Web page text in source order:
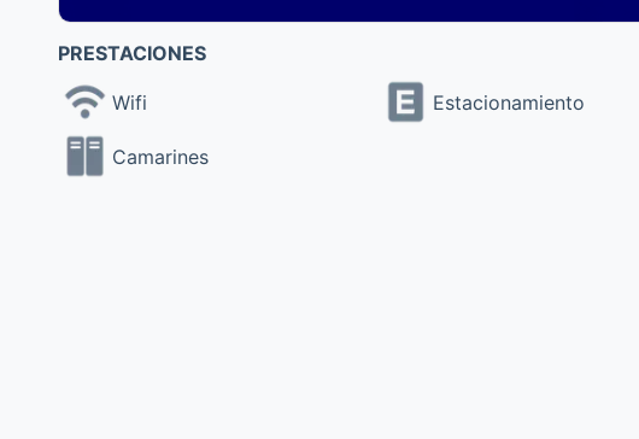
PRESTACIONES
Wifi Estacionamiento
Camarines